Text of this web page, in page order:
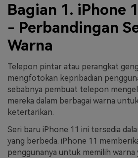
Bagian 1. iPhone
- Perbandingan
Warna
Telepon pintar atau perangkat
mengfotokan kepribadian
sebabnya pembuat telepon
mereka dalam berbagai warna
ketertarikan.
Seri baru iPhone 11 ini tersedia
yang berbeda. iPhone 11
penggunanya untuk memilih warna